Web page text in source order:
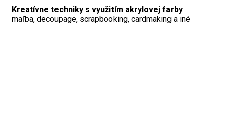
Kreatívne techniky s využitím akrylovej farby
maľba, decoupage, scrapbooking, cardmaking a iné